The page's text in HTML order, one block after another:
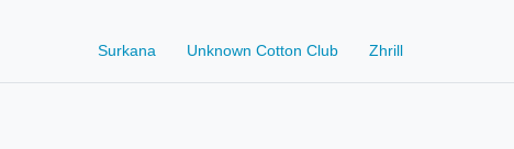
Surkana Unknown Cotton Club Zhrill